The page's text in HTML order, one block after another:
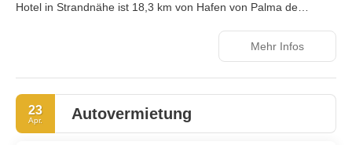
Hotel in Strandnähe ist 18,3 km von Hafen von Palma de
Gönn dir einen Besuch des Wellnessbereichs, der Massagen
Tennisplätze im Freien, Fitnesscenter und Außenpool. Dieses
Hotel bietet auch kostenloses WLAN, ein Concierge-Service und
ein Souvenirladen/Kiosk.
Mehr Infos
23
Apr. Autovermietung